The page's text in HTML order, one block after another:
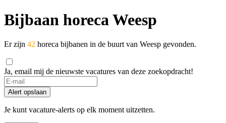
Bijbaan horeca Weesp
Er zijn 42 horeca bijbanen in de buurt van Weesp gevonden.
Ja, email mij de nieuwste vacatures van deze zoekopdracht!
Alert opslaan
Je kunt vacature-alerts op elk moment uitzetten.